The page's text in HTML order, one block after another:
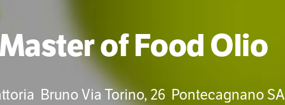
of Food Olio
Bruno Via Torino, 26 Pontecagnano SA